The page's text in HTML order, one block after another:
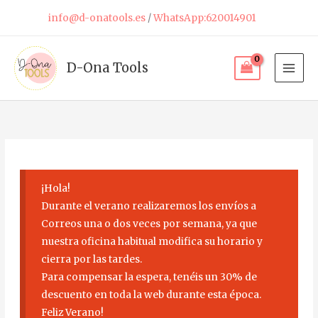
contenido
info@d-onatools.es/WhatsApp:620014901
D-Ona Tools
¡Hola!
Durante el verano realizaremos los envíos a
Correos una o dos veces por semana, ya que
nuestra oficina habitual modifica su horario y
cierra por las tardes.
Para compensar la espera, tenéis un 30% de
descuento en toda la web durante esta época.
Feliz Verano!